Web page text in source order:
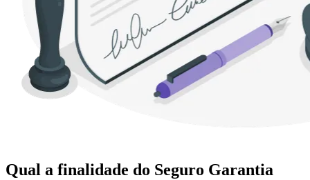
Qual a finalidade do Seguro Garantia